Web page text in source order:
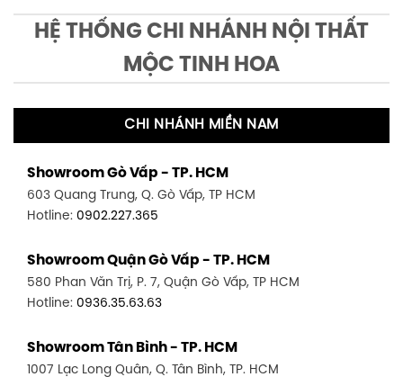
HỆ THỐNG CHI NHÁNH NỘI THẤT
MỘC TINH HOA
CHI NHÁNH MIỀN NAM
Showroom Gò Vấp - TP. HCM
603 Quang Trung, Q. Gò Vấp, TP HCM
Hotline: 0902.227.365
Showroom Quận Gò Vấp - TP. HCM
580 Phan Văn Trị, P. 7, Quận Gò Vấp, TP HCM
Hotline: 0936.35.63.63
Showroom Tân Bình - TP. HCM
1007 Lạc Long Quân, Q. Tân Bình, TP. HCM